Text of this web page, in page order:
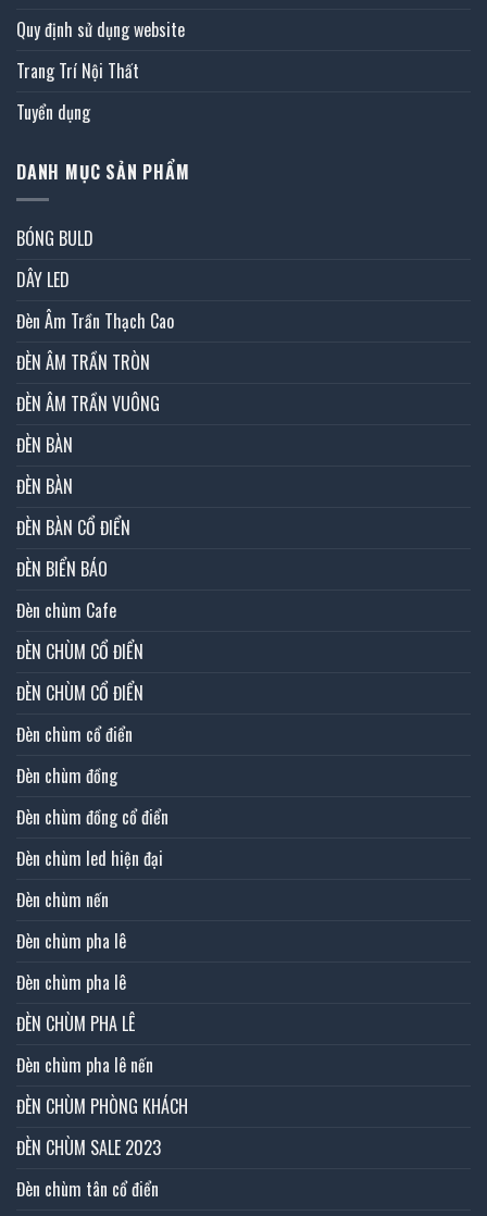
Quy định sử dụng website
Trang Trí Nội Thất
Tuyển dụng
DANH MỤC SẢN PHẨM
BÓNG BULD
DÂY LED
Đèn Âm Trần Thạch Cao
ĐÈN ÂM TRẦN TRÒN
ĐÈN ÂM TRẦN VUÔNG
ĐÈN BÀN
ĐÈN BÀN
ĐÈN BÀN CỔ ĐIỂN
ĐÈN BIỂN BÁO
Đèn chùm Cafe
ĐÈN CHÙM CỔ ĐIỂN
ĐÈN CHÙM CỔ ĐIỂN
Đèn chùm cổ điển
Đèn chùm đồng
Đèn chùm đồng cổ điển
Đèn chùm led hiện đại
Đèn chùm nến
Đèn chùm pha lê
Đèn chùm pha lê
ĐÈN CHÙM PHA LÊ
Đèn chùm pha lê nến
ĐÈN CHÙM PHÒNG KHÁCH
ĐÈN CHÙM SALE 2023
Đèn chùm tân cổ điển